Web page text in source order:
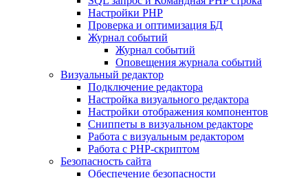
Настройки PHP
Проверка и оптимизация БД
Журнал событий
Журнал событий
Оповещения журнала событий
Визуальный редактор
Подключение редактора
Настройка визуального редактора
Настройки отображения компонентов
Сниппеты в визуальном редакторе
Работа с визуальным редактором
Работа с PHP-скриптом
Безопасность сайта
Обеспечение безопасности